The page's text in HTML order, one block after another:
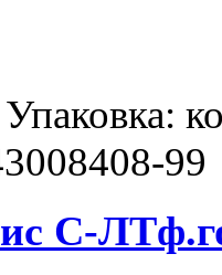
Упаковка:
99
С-